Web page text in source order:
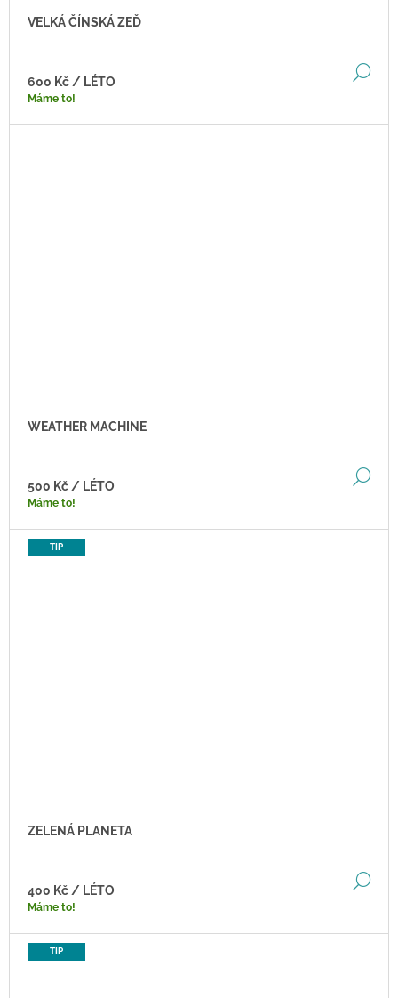
VELKÁ ČÍNSKÁ ZEĎ
600 Kč / LÉTO
Máme to!
WEATHER MACHINE
500 Kč/ LÉTO
Máme to!
TIP
ZELENÁ PLANETA
400 Kč/ LÉTO
Máme to!
TIP